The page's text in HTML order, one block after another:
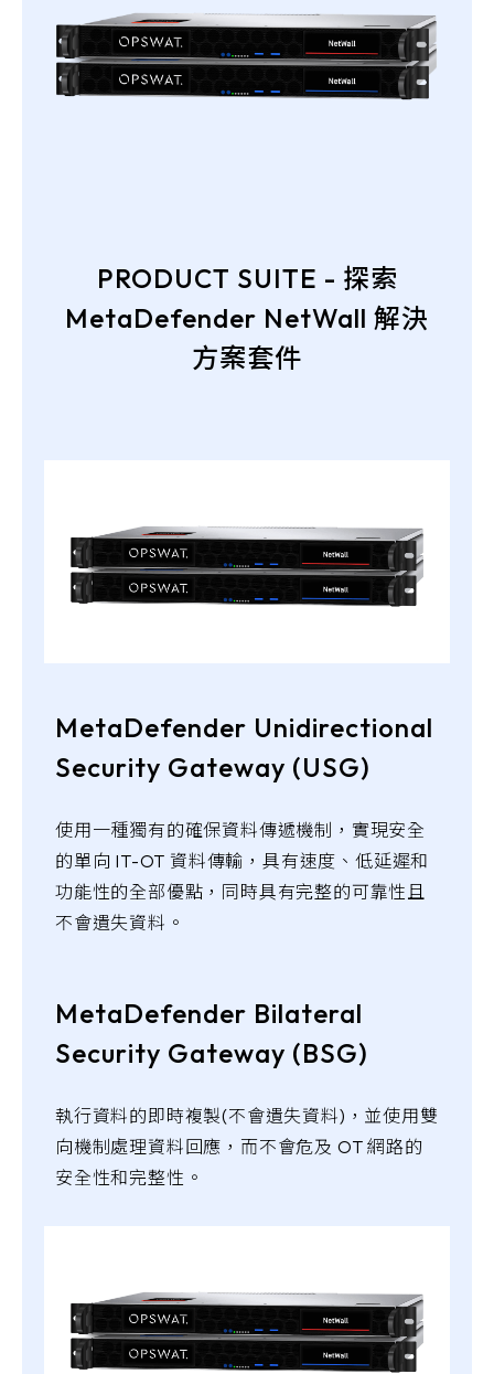
PRODUCT SUITE - 探索
MetaDefender NetWall 解決
方案套件
MetaDefender Unidirectional
Security Gateway (USG)
使用一種獨有的確保資料傳遞機制，實現安全
的單向 IT-OT 資料傳輸，具有速度、低延遲和
功能性的全部優點，同時具有完整的可靠性且
不會遺失資料。
MetaDefender Bilateral
Security Gateway (BSG)
執行資料的即時複製(不會遺失資料)，並使用雙
向機制處理資料回應，而不會危及 OT 網路的
安全性和完整性。